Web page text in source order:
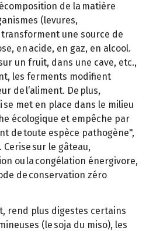
de la matière
(levures,
une source de
en acide, en gaz, en alcool.
un fruit, dans une cave, etc.,
les ferments modifient
de l‘aliment. De plus,
met en place dans le milieu
écologique et empêche par
de toute espèce pathogène",
sur le gâteau,
ou la congélation énergivore,
de conservation zéro
rend plus digestes certains
(le soja du miso), les